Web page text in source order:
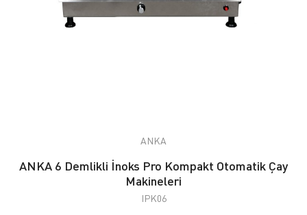
ANKA
ANKA 6 Demlikli İnoks Pro Kompakt Otomatik Çay
Makineleri
IPK06